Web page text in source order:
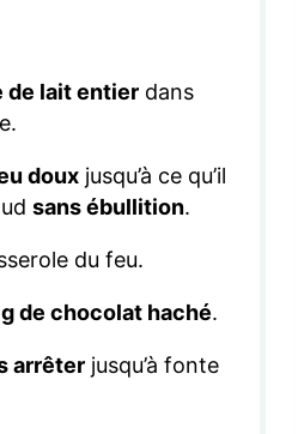
de lait entier dans
douxjusqu’à ce qu’il
sans ébullition.
du feu.
de chocolat haché.
arrêterjusqu’à fonte